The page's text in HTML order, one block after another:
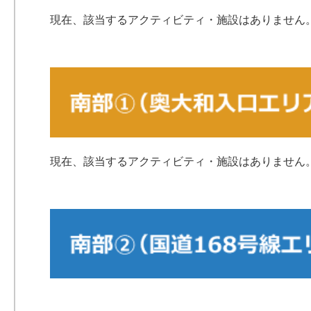
現在、該当するアクティビティ・施設はありません
現在、該当するアクティビティ・施設はありません